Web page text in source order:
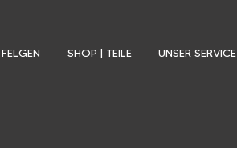
FELGEN SHOP | TEILE UNSER SERVICE